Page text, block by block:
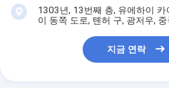
1303년, 13번째 층, 유에하이
이 동쪽 도로, 톈허 구, 광저우, 중
지금 연락